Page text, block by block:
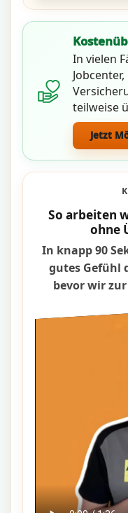
In vielen
teilweise
Jetzt
So arbeiten
ohne
In knapp 90
gutes Gefühl
bevor wir